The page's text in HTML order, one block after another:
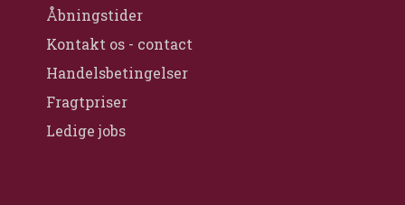
Åbningstider
Kontakt os - contact
Handelsbetingelser
Fragtpriser
Ledige jobs